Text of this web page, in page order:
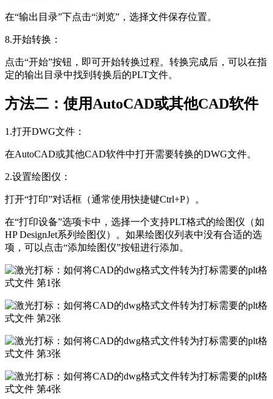
在“输出目录”下点击“浏览”，选择文件保存位置。
8.开始转换：
点击“开始”按钮，即可开始转换过程。转换完成后，可以在指
定的输出目录中找到转换后的PLT文件。
方法二：使用AutoCAD或其他CAD软件
1.打开DWG文件：
在AutoCAD或其他CAD软件中打开需要转换的DWG文件。
2.设置绘图仪：
打开“打印”对话框（通常使用快捷键Ctrl+P）。
在“打印设备”选项卡中，选择一个支持PLT格式的绘图仪（如
HP DesignJet系列绘图仪）。如果绘图仪列表中没有合适的选
项，可以点击“添加绘图仪”按钮进行添加。